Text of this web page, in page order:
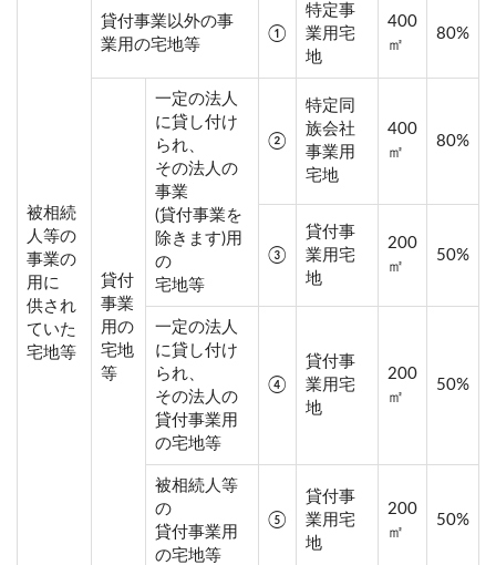
被相続
人等の
事業の
用に
供され
ていた
宅地等
貸付事業以外の事
業用の宅地等
①
特定事
業用宅
地
400
㎡
80%
貸付
事業
用の
宅地
等
一定の法人
に貸し付け
られ、
その法人の
事業
(貸付事業を
除きます)用
の
宅地等
②
特定同
族会社
事業用
宅地
400
㎡
80%
③
貸付事
業用宅
地
200
㎡
50%
一定の法人
に貸し付け
られ、
その法人の
貸付事業用
の宅地等
④
貸付事
業用宅
地
200
㎡
50%
被相続人等
の
貸付事業用
の宅地等
⑤
貸付事
業用宅
地
200
㎡
50%